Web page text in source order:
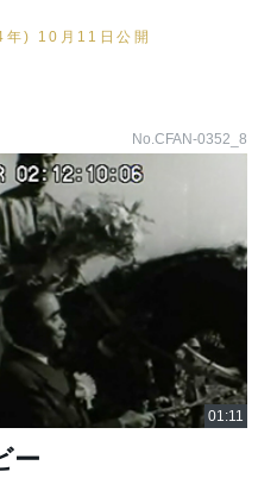
) 10月11日公開
No.CFAN-0352_8
ー